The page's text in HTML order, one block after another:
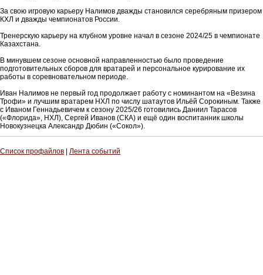
За свою игровую карьеру Налимов дважды становился серебряным призером
КХЛ и дважды чемпионатов России.
Тренерскую карьеру на клубном уровне начал в сезоне 2024/25 в чемпионате
Казахстана.
В минувшем сезоне основной направленностью было проведение
подготовительных сборов для вратарей и персональное курирование их
работы в соревновательном периоде.
Иван Налимов не первый год продолжает работу с номинантом на «Везина
Трофи» и лучшим вратарем НХЛ по числу шатаутов Ильёй Сорокиным. Также
с Иваном Геннадьевичем к сезону 2025/26 готовились Даниил Тарасов
(«Флорида», НХЛ), Сергей Иванов (СКА) и ещё один воспитанник школы
Новокузнецка Александр Дюбин («Сокол»).
Список профайлов Лента событий